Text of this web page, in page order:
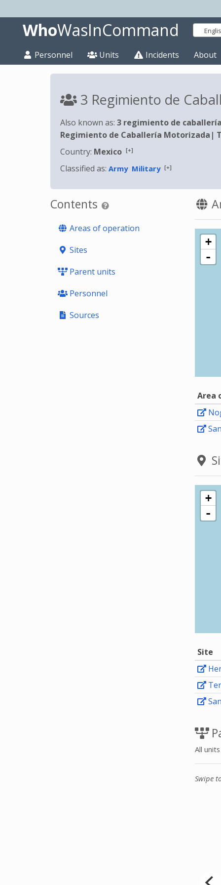
WhoWasInCommand
Personnel Units Incidents About
3 Regimiento de
Also known as: 3 regimiento de
Regimiento de Caballería Motorizada |
Country: Mexico [+]
Classified as: Army Military [+]
Contents
Areas of operation
Sites
Parent units
Personnel
Sources
+
-
Area
+
-
Site
All
Swipe